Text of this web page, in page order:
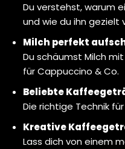
Du verstehst, warum
und wie du ihn gezielt
Milch perfekt
Du schäumst Milch
für Cappuccino & Co.
Beliebte
Die richtige Technik
Kreative
Lass dich von einem